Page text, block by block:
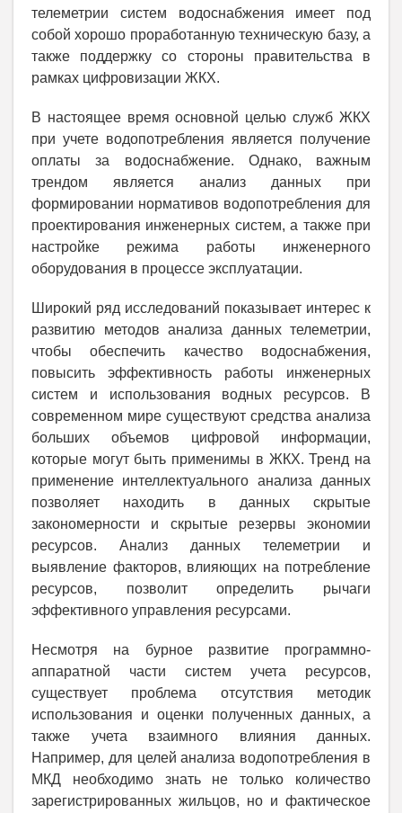
телеметрии систем водоснабжения имеет под
собой хорошо проработанную техническую базу, а
также поддержку со стороны правительства в
рамках цифровизации ЖКХ.
В настоящее время основной целью служб ЖКХ
при учете водопотребления является получение
оплаты за водоснабжение. Однако, важным
трендом является анализ данных при
формировании нормативов водопотребления для
проектирования инженерных систем, а также при
настройке режима работы инженерного
оборудования в процессе эксплуатации.
Широкий ряд исследований показывает интерес к
развитию методов анализа данных телеметрии,
чтобы обеспечить качество водоснабжения,
повысить эффективность работы инженерных
систем и использования водных ресурсов. В
современном мире существуют средства анализа
больших объемов цифровой информации,
которые могут быть применимы в ЖКХ. Тренд на
применение интеллектуального анализа данных
позволяет находить в данных скрытые
закономерности и скрытые резервы экономии
ресурсов. Анализ данных телеметрии и
выявление факторов, влияющих на потребление
ресурсов, позволит определить рычаги
эффективного управления ресурсами.
Несмотря на бурное развитие программно-
аппаратной части систем учета ресурсов,
существует проблема отсутствия методик
использования и оценки полученных данных, а
также учета взаимного влияния данных.
Например, для целей анализа водопотребления в
МКД необходимо знать не только количество
зарегистрированных жильцов, но и фактическое